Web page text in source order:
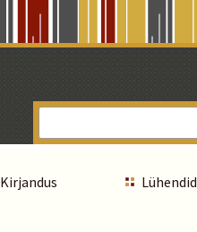
Kirjandus Lühendid